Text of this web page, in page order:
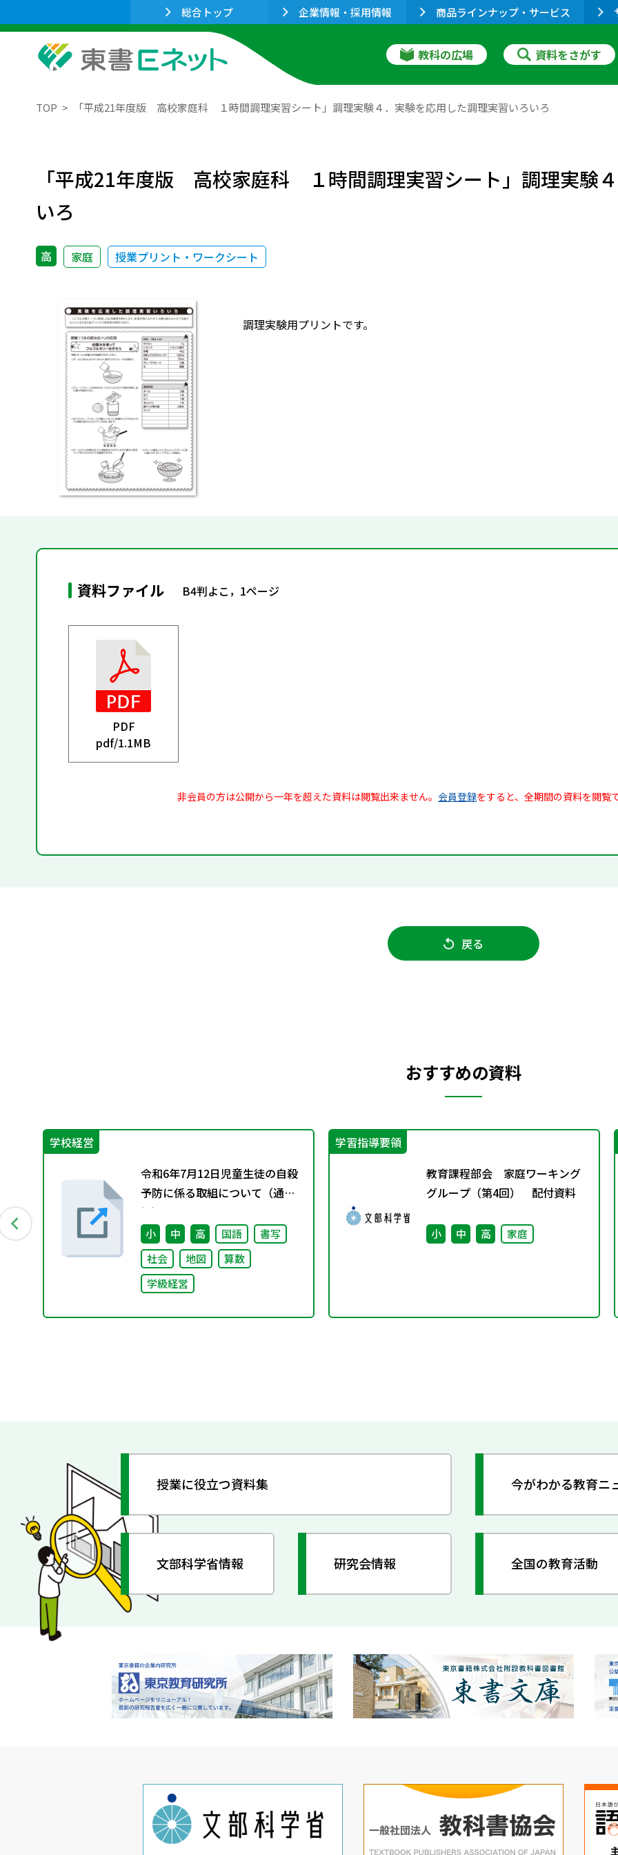
総合トップ 企業情報・採用情報 商品ラインナップ・サービス
教科の広場 資料をさがす
TOP 「平成21年度版 高校家庭科 １時間調理実習シート」調理実験４．実験を応用した調理実習いろいろ
「平成21年度版 高校家庭科 １時間調理実習シート」調理実験
いろ
高 家庭 授業プリント・ワークシート
調理実験用プリントです。
資料ファイル B4判よこ，1ページ
PDF
pdf/1.1MB
非会員の方は公開から一年を超えた資料は閲覧出来ません。 会員登録をすると、全期間の資料を閲覧
戻る
おすすめの資料
学校経営
令和6年7月12日児童生徒の自殺
予防に係る取組について（通
知）
小 中 高 国語
書写
社会
地図
算数
学級経営
学習指導要領
教育課程部会 家庭ワーキング
グループ（第4回） 配付資料
小 中 高 家庭
授業に役立つ資料集 今がわかる教育ニ
文部科学省情報 研究会情報 全国の教育活動